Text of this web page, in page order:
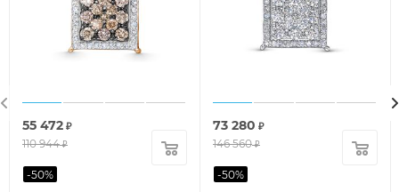
55 472 ₽
110 944₽
-50%
73 280 ₽
146 560₽
-50%